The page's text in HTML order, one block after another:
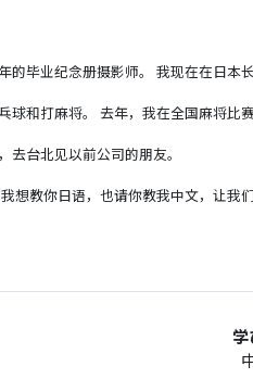
的毕业纪念册摄影师。 我现在在日本
球和打麻将。 去年，我在全国麻将比
台北见以前公司的朋友。
想教你日语，也请你教我中文，让我